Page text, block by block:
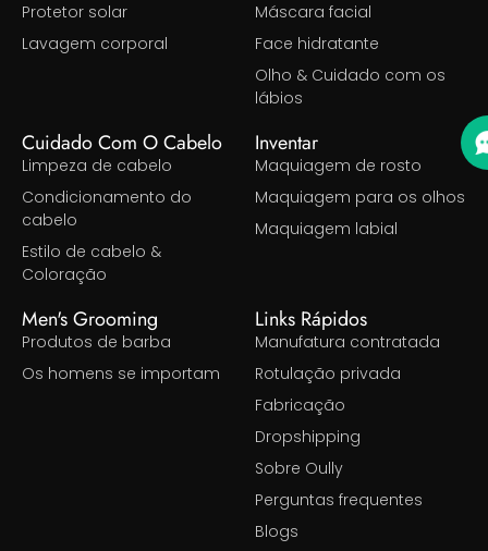
Protetor solar
Lavagem corporal
Máscara facial
Face hidratante
Olho & Cuidado com os
lábios
Cuidado Com O Cabelo
Limpeza de cabelo
Condicionamento do
cabelo
Estilo de cabelo &
Coloração
Inventar
Maquiagem de rosto
Maquiagem para os olhos
Maquiagem labial
Men's Grooming
Produtos de barba
Os homens se importam
Links Rápidos
Manufatura contratada
Rotulação privada
Fabricação
Dropshipping
Sobre Oully
Perguntas frequentes
Blogs